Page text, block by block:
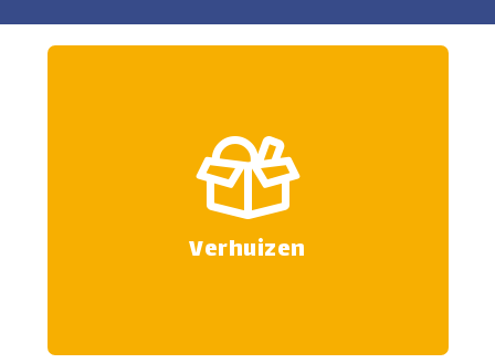
Verhuizen